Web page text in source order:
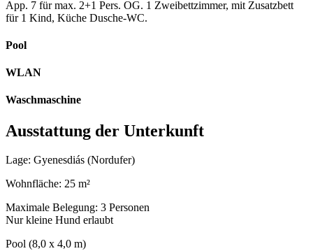
App. 7 für max. 2+1 Pers. OG. 1 Zweibettzimmer, mit Zusatzbett
für 1 Kind, Küche Dusche-WC.
Pool
WLAN
Waschmaschine
Ausstattung der Unterkunft
Lage: Gyenesdiás (Nordufer)
Wohnfläche: 25 m²
Maximale Belegung: 3 Personen
Nur kleine Hund erlaubt
Pool (8,0 x 4,0 m)